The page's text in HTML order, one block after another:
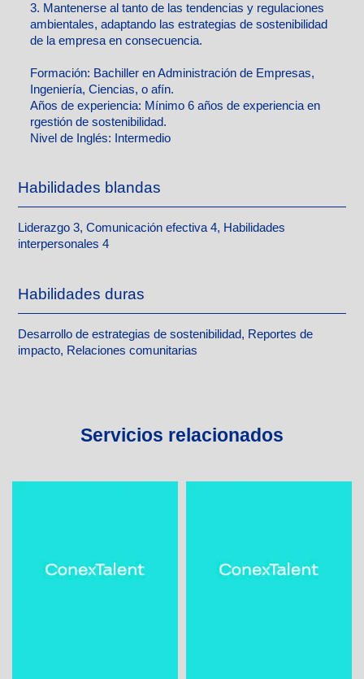
3. Mantenerse al tanto de las tendencias y regulaciones
ambientales, adaptando las estrategias de sostenibilidad
de la empresa en consecuencia.
Formación: Bachiller en Administración de Empresas,
Ingeniería, Ciencias, o afín.
Años de experiencia: Mínimo 6 años de experiencia en
rgestión de sostenibilidad.
Nivel de Inglés: Intermedio
Habilidades blandas
Liderazgo 3, Comunicación efectiva 4, Habilidades
interpersonales 4
Habilidades duras
Desarrollo de estrategias de sostenibilidad, Reportes de
impacto, Relaciones comunitarias
Servicios relacionados